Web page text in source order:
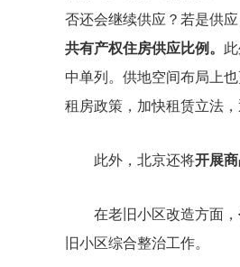
否还会继续供应？若是供
共有产权住房供应比例。
中单列。供地空间布局上
租房政策，加快租赁立法
此外，北京还将开展
在老旧小区改造方面，
旧小区综合整治工作。